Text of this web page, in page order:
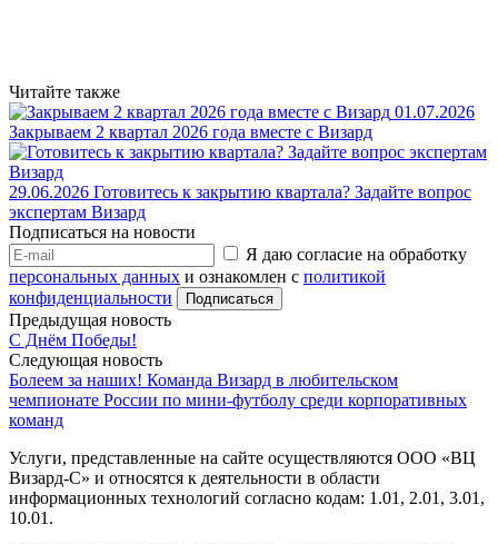
Читайте также
01.07.2026
Закрываем 2 квартал 2026 года вместе с Визард
29.06.2026 Готовитесь к закрытию квартала? Задайте вопрос
экспертам Визард
Подписаться на новости
Я даю согласие на обработку
персональных данных и ознакомлен с политикой
конфиденциальности
Предыдущая новость
С Днём Победы!
Следующая новость
Болеем за наших! Команда Визард в любительском
чемпионате России по мини-футболу среди корпоративных
команд
Услуги, представленные на сайте осуществляются ООО «ВЦ
Визард-С» и относятся к деятельности в области
информационных технологий согласно кодам: 1.01, 2.01, 3.01,
10.01.